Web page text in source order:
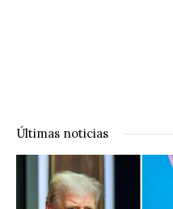
Últimas noticias